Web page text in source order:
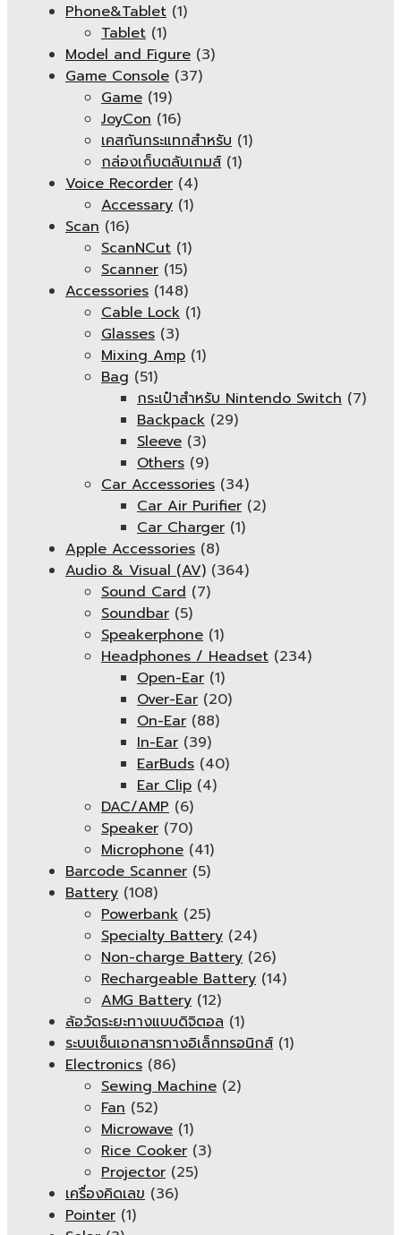
Phone&Tablet (1)
Tablet (1)
Model and Figure (3)
Game Console (37)
Game (19)
JoyCon (16)
เคสกันกระแทกสำหรับ (1)
กล่องเก็บตลับเกมส์ (1)
Voice Recorder (4)
Accessary (1)
Scan (16)
ScanNCut (1)
Scanner (15)
Accessories (148)
Cable Lock (1)
Glasses (3)
Mixing Amp (1)
Bag (51)
กระเป๋าสำหรับ Nintendo Switch (7)
Backpack (29)
Sleeve (3)
Others (9)
Car Accessories (34)
Car Air Purifier (2)
Car Charger (1)
Apple Accessories (8)
Audio & Visual (AV) (364)
Sound Card (7)
Soundbar (5)
Speakerphone (1)
Headphones / Headset (234)
Open-Ear (1)
Over-Ear (20)
On-Ear (88)
In-Ear (39)
EarBuds (40)
Ear Clip (4)
DAC/AMP (6)
Speaker (70)
Microphone (41)
Barcode Scanner (5)
Battery (108)
Powerbank (25)
Specialty Battery (24)
Non-charge Battery (26)
Rechargeable Battery (14)
AMG Battery (12)
ล้อวัดระยะทางแบบดิจิตอล (1)
ระบบเซ็นเอกสารทางอิเล็กทรอนิกส์ (1)
Electronics (86)
Sewing Machine (2)
Fan (52)
Microwave (1)
Rice Cooker (3)
Projector (25)
เครื่องคิดเลข (36)
Pointer (1)